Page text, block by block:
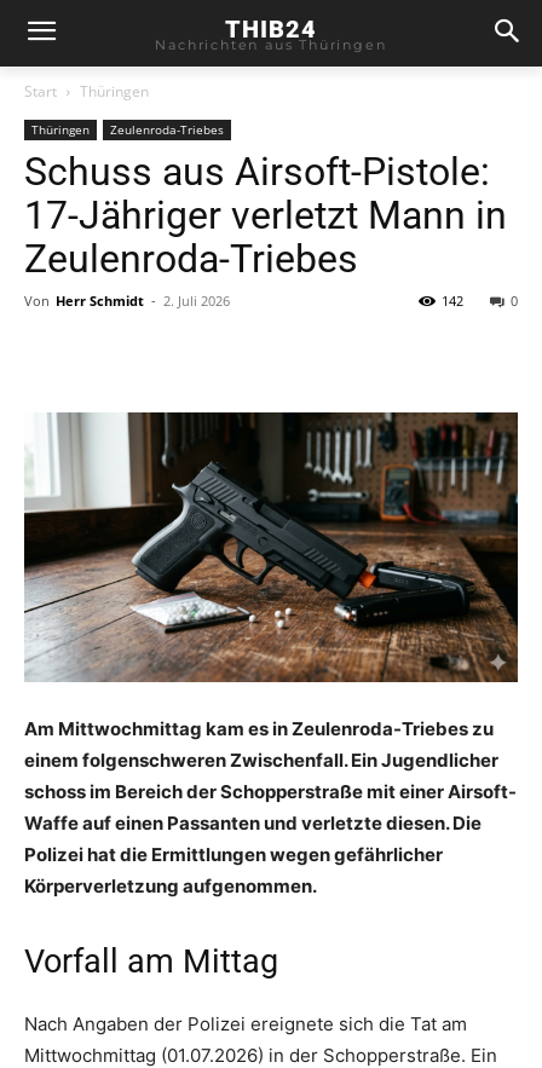
THIB24
Nachrichten aus Thüringen
Start Thüringen
Thüringen Zeulenroda-Triebes
Schuss aus Airsoft-Pistole:
17-Jähriger verletzt Mann in
Zeulenroda-Triebes
Von Herr Schmidt - 2. Juli 2026 0
142
Am Mittwochmittag kam es in Zeulenroda-Triebes zu
einem folgenschweren Zwischenfall. Ein Jugendlicher
schoss im Bereich der Schopperstraße mit einer Airsoft-
Waffe auf einen Passanten und verletzte diesen. Die
Polizei hat die Ermittlungen wegen gefährlicher
Körperverletzung aufgenommen.
Vorfall am Mittag
Nach Angaben der Polizei ereignete sich die Tat am
Mittwochmittag (01.07.2026) in der Schopperstraße. Ein